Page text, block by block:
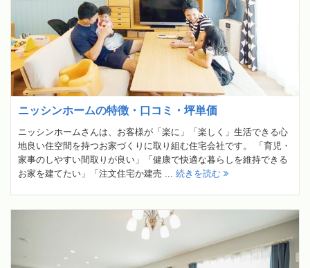
ニッシンホームの特徴・口コミ・坪単価
ニッシンホームさんは、お客様が「楽に」「楽しく」生活できる心
地良い住空間を持つお家づくりに取り組む住宅会社です。 「育児・
家事のしやすい間取りが良い」「健康で快適な暮らしを維持できる
お家を建てたい」「注文住宅か建売 ... 続きを読む